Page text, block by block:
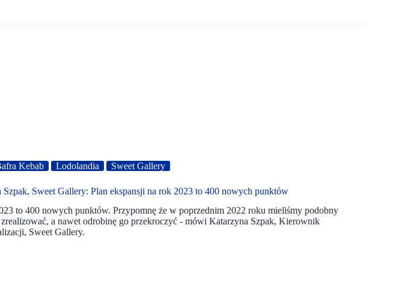
Kebab Lodolandia Sweet Gallery
Sweet Gallery: Plan ekspansji na rok 2023 to 400 nowych punktów
to 400 nowych punktów. Przypomnę że w poprzednim 2022 roku mieliśmy podobny
zrealizować, a nawet odrobinę go przekroczyć - mówi Katarzyna Szpak, Kierownik
Sweet Gallery.